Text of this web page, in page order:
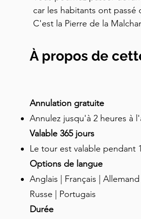
car les habitants ont passé
C'est la Pierre de la
raconte l'histoire, il s'agit
la blague récurrente
force sur le cou d'un
la pierre en dessous.
malheurs dans les rues
racontée par les habitants
une meute de chiens a
morte, c'est pourquoi une
Górka, la Colline des
morceau est devenu
cathédrale orthodoxe sur
À propos de
Annulation gratuite
Annulez jusqu'à 2 heures à
Valable 365 jours
Le tour est valable pendant
Options de langue
Anglais | Français |
Russe | Portugais
Durée